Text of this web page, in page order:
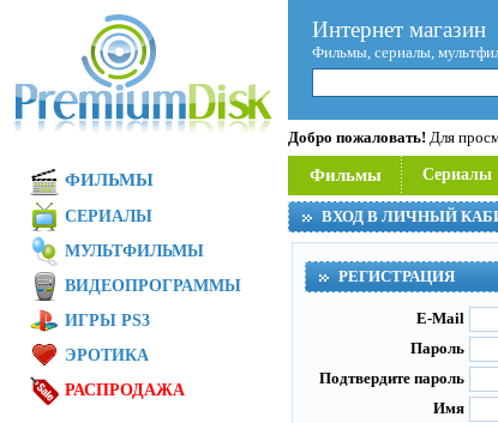
Интернет магазин
Фильмы, сериалы,
Добро пожаловать! Для
Фильмы Сериалы
ВХОД В ЛИЧНЫЙ
РЕГИСТРАЦИЯ
E-Mail
Пароль
Подтвердите пароль
Имя
ФИЛЬМЫ
СЕРИАЛЫ
МУЛЬТФИЛЬМЫ
ВИДЕОПРОГРАММЫ
ИГРЫ PS3
ЭРОТИКА
РАСПРОДАЖА